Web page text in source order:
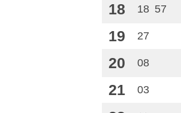
18 18 57
19 27
20 08
21 03